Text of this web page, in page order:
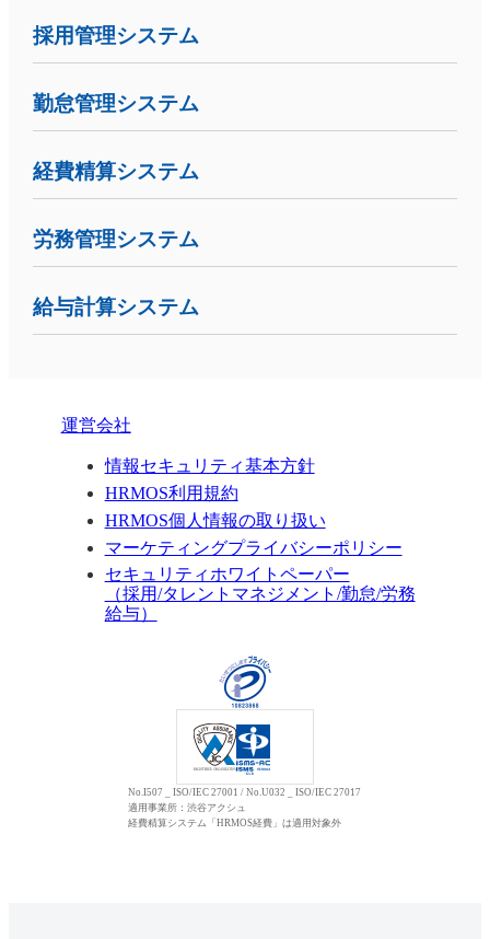
採用管理システム
勤怠管理システム
経費精算システム
労務管理システム
給与計算システム
運営会社
情報セキュリティ基本方針
HRMOS利用規約
HRMOS個人情報の取り扱い
マーケティングプライバシーポリシー
セキュリティホワイトペーパー
（採用/タレントマネジメント/勤怠/労務
給与）
No.I507 _ ISO/IEC 27001 / No.U032 _ ISO/IEC 27017
適用事業所：渋谷アクシュ
経費精算システム「HRMOS経費」は適用対象外